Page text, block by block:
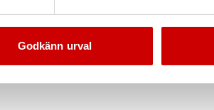
Godkänn urval